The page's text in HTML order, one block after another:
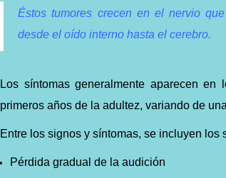
Éstos tumores crecen en el nervio
desde el oído interno hasta el cerebro.
Los síntomas generalmente aparecen
primeros años de la adultez, variando de
Entre los signos y síntomas, se incluyen los
Pérdida gradual de la audición